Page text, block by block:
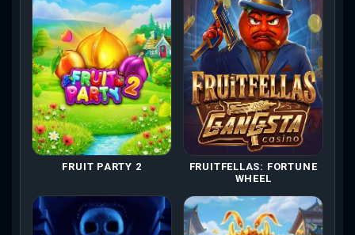
FRUIT PARTY 2
FRUITFELLAS: FORTUNE
WHEEL